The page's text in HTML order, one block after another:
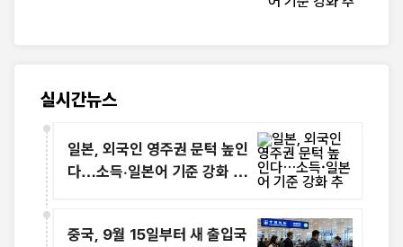
실시간뉴스
일본, 외국인 영주권 문턱 높인
다…소득·일본어 기준 강화 추
중국, 9월 15일부터 새 출입국